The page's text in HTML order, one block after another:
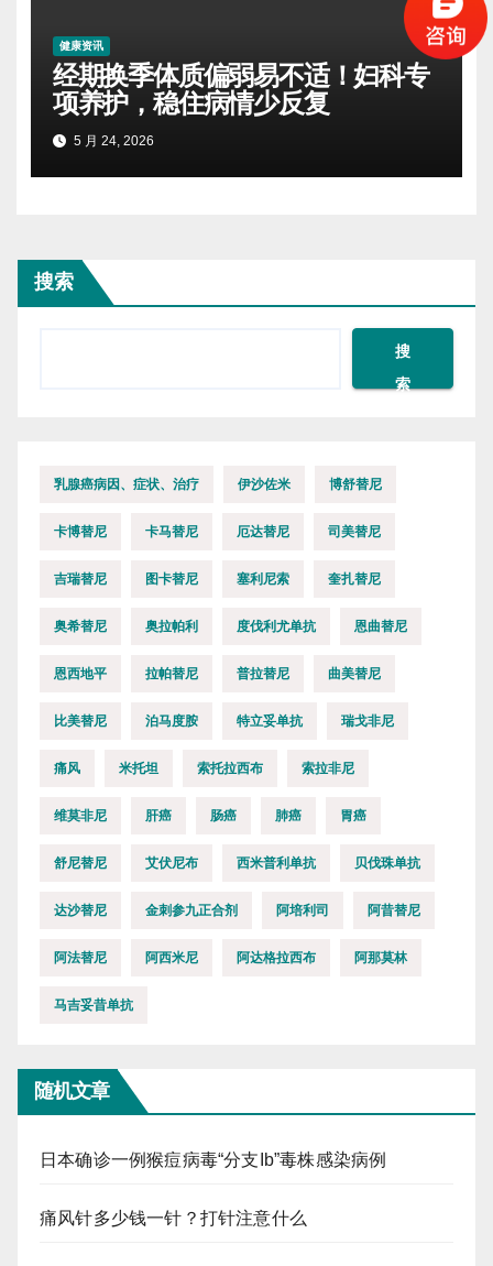
健康资讯
经期换季体质偏弱易不适！妇科专
项养护，稳住病情少反复
5 月 24, 2026
搜索
搜
索
乳腺癌病因、症状、治疗 伊沙佐米 博舒替尼
卡博替尼 卡马替尼 厄达替尼 司美替尼
吉瑞替尼 图卡替尼 塞利尼索 奎扎替尼
奥希替尼 奥拉帕利 度伐利尤单抗 恩曲替尼
恩西地平 拉帕替尼 普拉替尼 曲美替尼
比美替尼 泊马度胺 特立妥单抗 瑞戈非尼
痛风 米托坦 索托拉西布 索拉非尼
维莫非尼 肝癌 肠癌 肺癌 胃癌
舒尼替尼 艾伏尼布 西米普利单抗 贝伐珠单抗
达沙替尼 金刺参九正合剂 阿培利司 阿昔替尼
阿法替尼 阿西米尼 阿达格拉西布 阿那莫林
马吉妥昔单抗
随机文章
日本确诊一例猴痘病毒“分支Ib”毒株感染病例
痛风针多少钱一针？打针注意什么